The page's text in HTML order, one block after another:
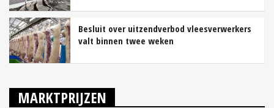
Besluit over uitzendverbod vleesverwerkers
valt binnen twee weken
MARKTPRIJZEN